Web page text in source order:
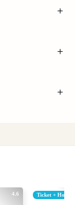
4.6 Ticket + Hotel